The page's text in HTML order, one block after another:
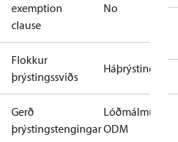
exemption
clause
No
Flokkur
þrýstingssviðs
Háþrýstingur
Gerð
þrýstingstengingar
Lóðmálmur,
ODM